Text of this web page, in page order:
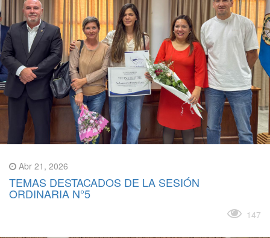
Abr 21, 2026
TEMAS DESTACADOS DE LA SESIÓN
ORDINARIA N°5
147